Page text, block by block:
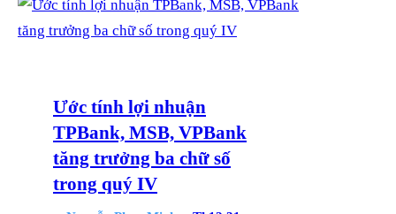
Ước tính lợi nhuận
TPBank, MSB, VPBank
tăng trưởng ba chữ số
trong quý IV